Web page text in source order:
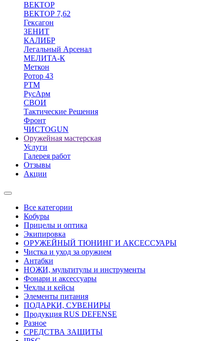
ВЕКТОР
ВЕКТОР 7,62
Гексагон
ЗЕНИТ
КАЛИБР
Легальный Арсенал
МЕЛИТА-К
Меткон
Ротор 43
РТМ
РусАрм
СВОИ
Тактические Решения
Фронт
ЧИСТОGUN
Оружейная мастерская
Услуги
Галерея работ
Отзывы
Акции
Все категории
Кобуры
Прицелы и оптика
Экипировка
ОРУЖЕЙНЫЙ ТЮНИНГ И АКСЕССУАРЫ
Чистка и уход за оружием
Антабки
НОЖИ, мультитулы и инструменты
Фонари и аксессуары
Чехлы и кейсы
Элементы питания
ПОДАРКИ, СУВЕНИРЫ
Продукция RUS DEFENSE
Разное
СРЕДСТВА ЗАЩИТЫ